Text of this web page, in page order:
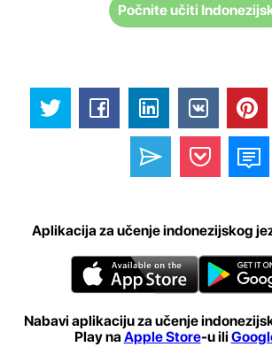
Počnite učiti
Aplikacija za učenje indonezijskog
Nabavi aplikaciju za učenje
Play na Apple Store-u ili